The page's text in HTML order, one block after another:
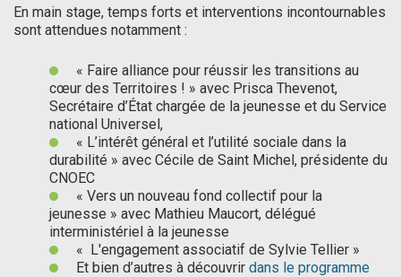
En main stage, temps forts et interventions incontournables
sont attendues notamment :
« Faire alliance pour réussir les transitions au
cœur des Territoires ! » avec Prisca Thevenot,
Secrétaire d’État chargée de la jeunesse et du Service
national Universel,
« L’intérêt général et l’utilité sociale dans la
durabilité » avec Cécile de Saint Michel, présidente du
CNOEC
« Vers un nouveau fond collectif pour la
jeunesse » avec Mathieu Maucort, délégué
interministériel à la jeunesse
« L'engagement associatif de Sylvie Tellier »
Et bien d’autres à découvrir dans le programme